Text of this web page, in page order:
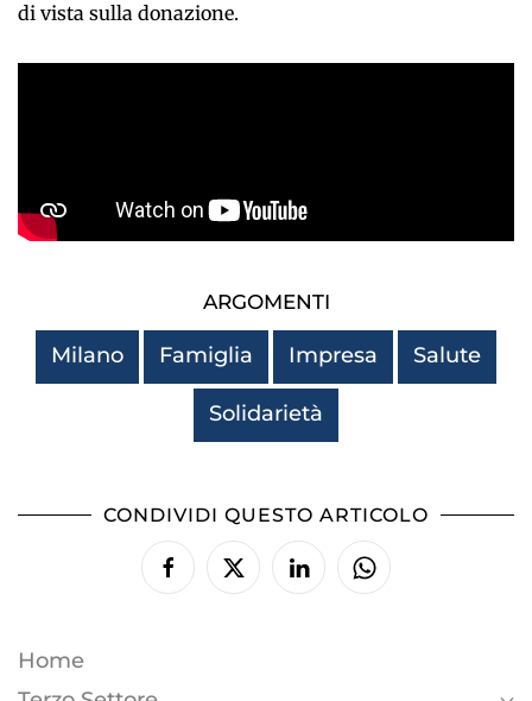
di vista sulla donazione.
ARGOMENTI
Milano Famiglia Impresa Salute
Solidarietà
CONDIVIDI QUESTO ARTICOLO
Home